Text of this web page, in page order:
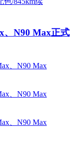
、N90 Max正式